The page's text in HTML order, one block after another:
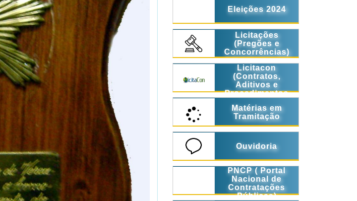
Eleições 2024
Licitações
(Pregões e
Concorrências)
Licitacon
(Contratos,
Aditivos e
Procedimentos
Matérias em
Tramitação
Ouvidoria
PNCP ( Portal
Nacional de
Contratações
Públicas)